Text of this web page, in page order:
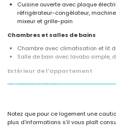
Cuisine ouverte avec plaque
réfrigérateur-congélateur,
mixeur et grille-pain
Chambres et salles de bains
Chambre avec climatisation et lit
Salle de bain avec lavabo simple,
Extérieur de l'appartement
Terrain clôturé
Terrasse
Douche extérieure
Notez que pour ce logement une
plus d’informations s’il vous plaît